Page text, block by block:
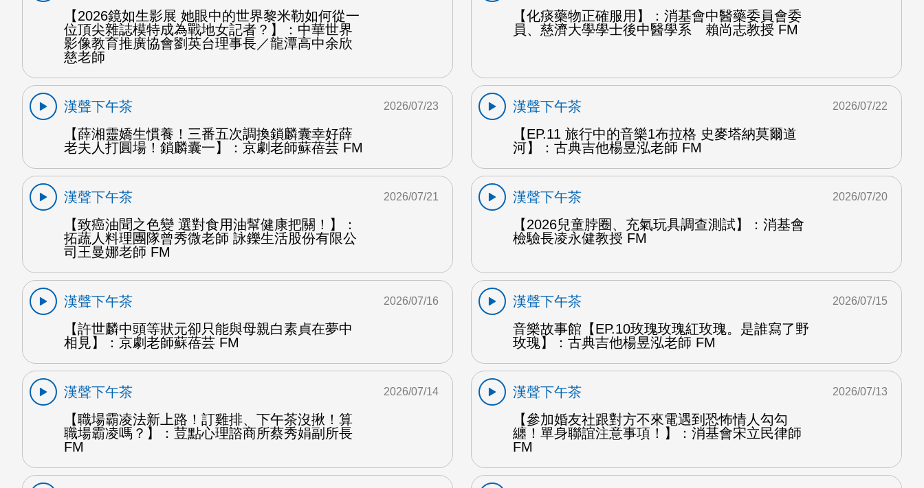
【2026鏡如生影展 她眼中的世界黎米勒如何從一
位頂尖雜誌模特成為戰地女記者？】：中華世界
影像教育推廣協會劉英台理事長／龍潭高中余欣
慈老師
【化痰藥物正確服用】：消基會中醫藥委員會委
員、慈濟大學學士後中醫學系 賴尚志教授 FM
漢聲下午茶
【薛湘靈嬌生慣養！三番五次調換鎖麟囊幸好薛
老夫人打圓場！鎖麟囊一】：京劇老師蘇蓓芸 FM
2026/07/23
漢聲下午茶
【EP.11 旅行中的音樂1布拉格 史麥塔納莫爾道
河】：古典吉他楊昱泓老師 FM
2026/07/22
漢聲下午茶
【致癌油聞之色變 選對食用油幫健康把關！】：
拓蔬人料理團隊曾秀微老師 詠鑠生活股份有限公
司王曼娜老師 FM
2026/07/21
漢聲下午茶
【2026兒童脖圈、充氣玩具調查測試】：消基會
檢驗長凌永健教授 FM
2026/07/20
漢聲下午茶
【許世麟中頭等狀元卻只能與母親白素貞在夢中
相見】：京劇老師蘇蓓芸 FM
2026/07/16
漢聲下午茶
音樂故事館【EP.10玫瑰玫瑰紅玫瑰。是誰寫了野
玫瑰】：古典吉他楊昱泓老師 FM
2026/07/15
漢聲下午茶
【職場霸凌法新上路！訂雞排、下午茶沒揪！算
職場霸凌嗎？】：荳點心理諮商所蔡秀娟副所長
FM
2026/07/14
漢聲下午茶
【參加婚友社跟對方不來電遇到恐怖情人勾勾
纏！單身聯誼注意事項！】：消基會宋立民律師
FM
2026/07/13